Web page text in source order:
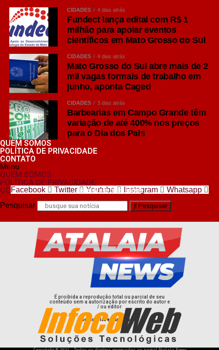
CIDADES 4 dias atrás
Fundect lança edital com R$ 1
milhão para apoiar eventos
científicos em Mato Grosso do Sul
CIDADES 4 dias atrás
Mato Grosso do Sul abre mais de 2
mil vagas formais de trabalho em
junho, aponta Caged
CIDADES 3 dias atrás
Barbearias em Campo Grande têm
variação de até 400% nos preços
para o Dia dos Pais
QUEM SOMOS
POLÍTICA DE PRIVACIDADE
CONTATO
Menu
QUEM SOMOS
POLÍTICA DE PRIVACIDADE
CONTATO
nos siga nas redes sociais
Facebook Twitter Youtube Instagram
Whatsapp
Pesquisar
Pesquisar
É proibida a reprodução total ou parcial de seu
conteúdo sem a autorização por escrito do autor e
/ ou editor
desenvolvido e hospedado por